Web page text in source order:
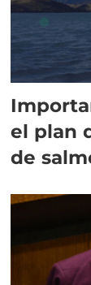
el plan
de